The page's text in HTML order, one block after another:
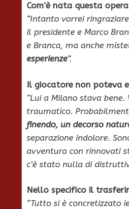
Com’è nata questa
“Intanto vorrei
il presidente e Marco
e Branca, ma anche
esperienze“.
Il giocatore non poteva
“Lui a Milano stava
traumatico.
finendo, un decorso
separazione indolore.
avventura con rinnovati
c’è stato nulla di
Nello specifico il
“Tutto si è concretizzato